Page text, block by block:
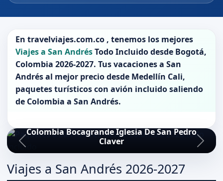
En travelviajes.com.co , tenemos los mejores
Viajes a San Andrés Todo Incluido desde Bogotá,
Colombia 2026-2027. Tus vacaciones a San
Andrésal mejor precio desde Medellín Cali,
paquetes turísticos con avión incluido saliendo
de Colombia a San Andrés.
Colombia Bocagrande Iglesia De San Pedro
Claver
Viajes a San Andrés 2026-2027